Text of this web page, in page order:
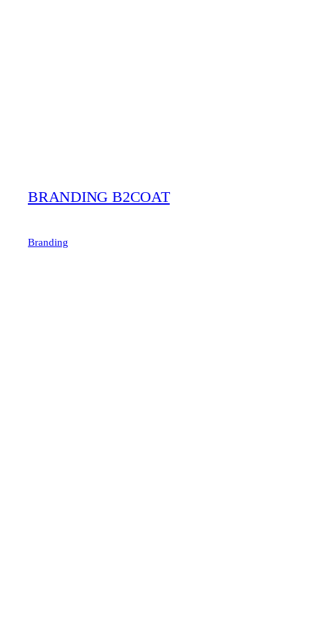
BRANDING B2COAT
Branding